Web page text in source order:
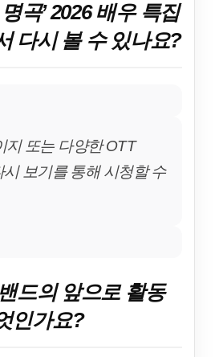
곡’ 2026 배우 특집
다시 볼 수 있나요?
지 또는 다양한 OTT
보기를 통해 시청할 수
드의 앞으로 활동
인가요?